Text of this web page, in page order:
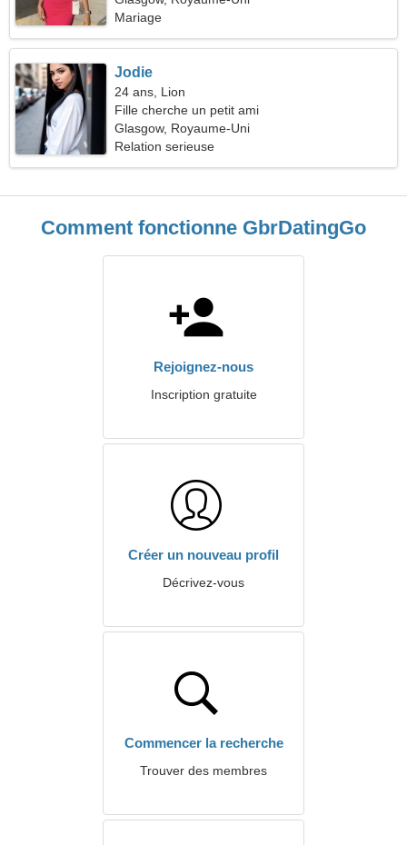
Mariage
Jodie
24 ans, Lion
Fille cherche un petit ami
Glasgow, Royaume-Uni
Relation serieuse
Comment fonctionne GbrDatingGo
Rejoignez-nous
Inscription gratuite
Créer un nouveau profil
Décrivez-vous
Commencer la recherche
Trouver des membres